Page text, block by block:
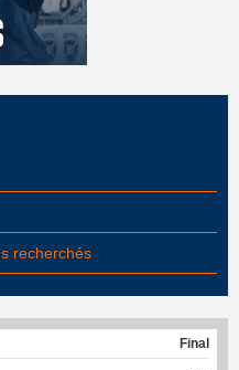
recherchés
Final